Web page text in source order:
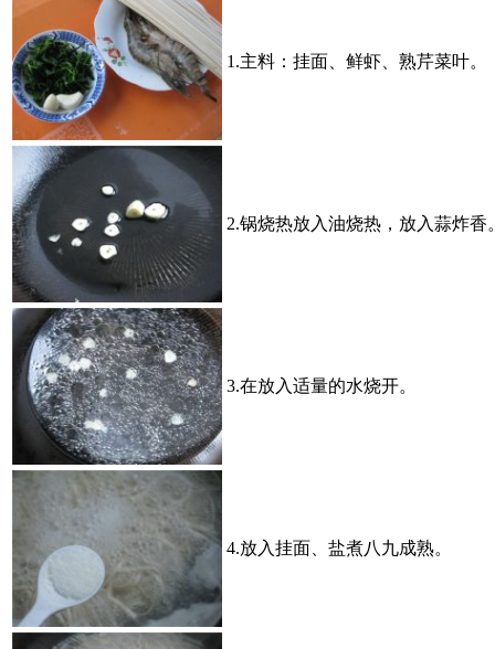
1.主料：挂面、鲜虾、熟芹菜叶。
2.锅烧热放入油烧热，放入蒜炸香
3.在放入适量的水烧开。
4.放入挂面、盐煮八九成熟。